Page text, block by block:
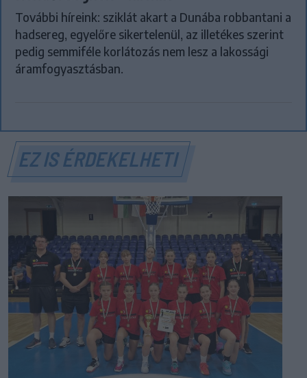
További híreink: sziklát akart a Dunába robbantani a
hadsereg, egyelőre sikertelenül, az illetékes szerint
pedig semmiféle korlátozás nem lesz a lakossági
áramfogyasztásban.
EZ IS ÉRDEKELHETI